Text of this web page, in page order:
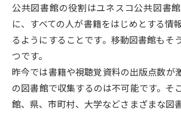
新学年スタート号特集ページ
新学年ス
（高2生用）
SELFBRAND特集ページ
オープンキャンパスなどを調べる
オープンキャンパス検索 実施プロ
公共図書館の役割はユネスコ公共図書
に、すべての人が書籍をはじめとする情
るようにすることです。移動図書館もそ
つです。
昨今では書籍や視聴覚資料の出版点数が
の図書館で収集するのは不可能です。そ
館、県、市町村、大学などさまざまな図